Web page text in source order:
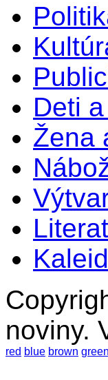
Deti
Žena
noviny.
red blue brown green